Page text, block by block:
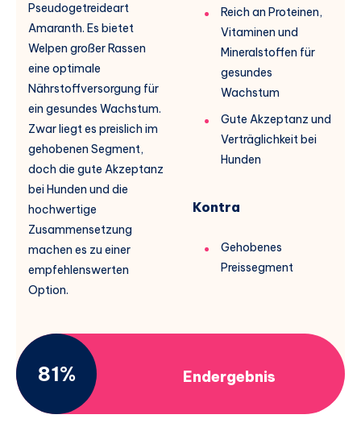
Pseudogetreideart
Amaranth. Es bietet
Welpen großer Rassen
eine optimale
Nährstoffversorgung für
ein gesundes Wachstum.
Zwar liegt es preislich im
gehobenen Segment,
doch die gute Akzeptanz
bei Hunden und die
hochwertige
Zusammensetzung
machen es zu einer
empfehlenswerten
Option.
Reich an Proteinen,
Vitaminen und
Mineralstoffen für
gesundes
Wachstum
Gute Akzeptanz und
Verträglichkeit bei
Hunden
Kontra
Gehobenes
Preissegment
81% Endergebnis